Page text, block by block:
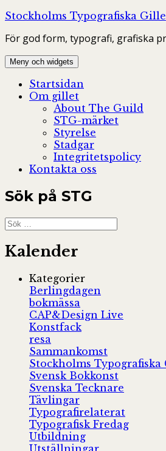
Hoppa
innehåll
Stockholms Typografiska Gille
För god form, typografi, grafiska
Meny och widgets
Startsidan
Om gillet
About The Guild
STG-märket
Styrelse
Stadgar
Integritetspolicy
Kontakta oss
Sök på STG
Sök
efter:
Kalender
Kategorier
Berlingdagen
bokmässa
CAP&Design Live
Konstfack
resa
Sammankomst
Stockholms Typografiska
Svensk Bokkonst
Svenska Tecknare
Tävlingar
Typografirelaterat
Typografisk Fredag
Utbildning
Utställningar